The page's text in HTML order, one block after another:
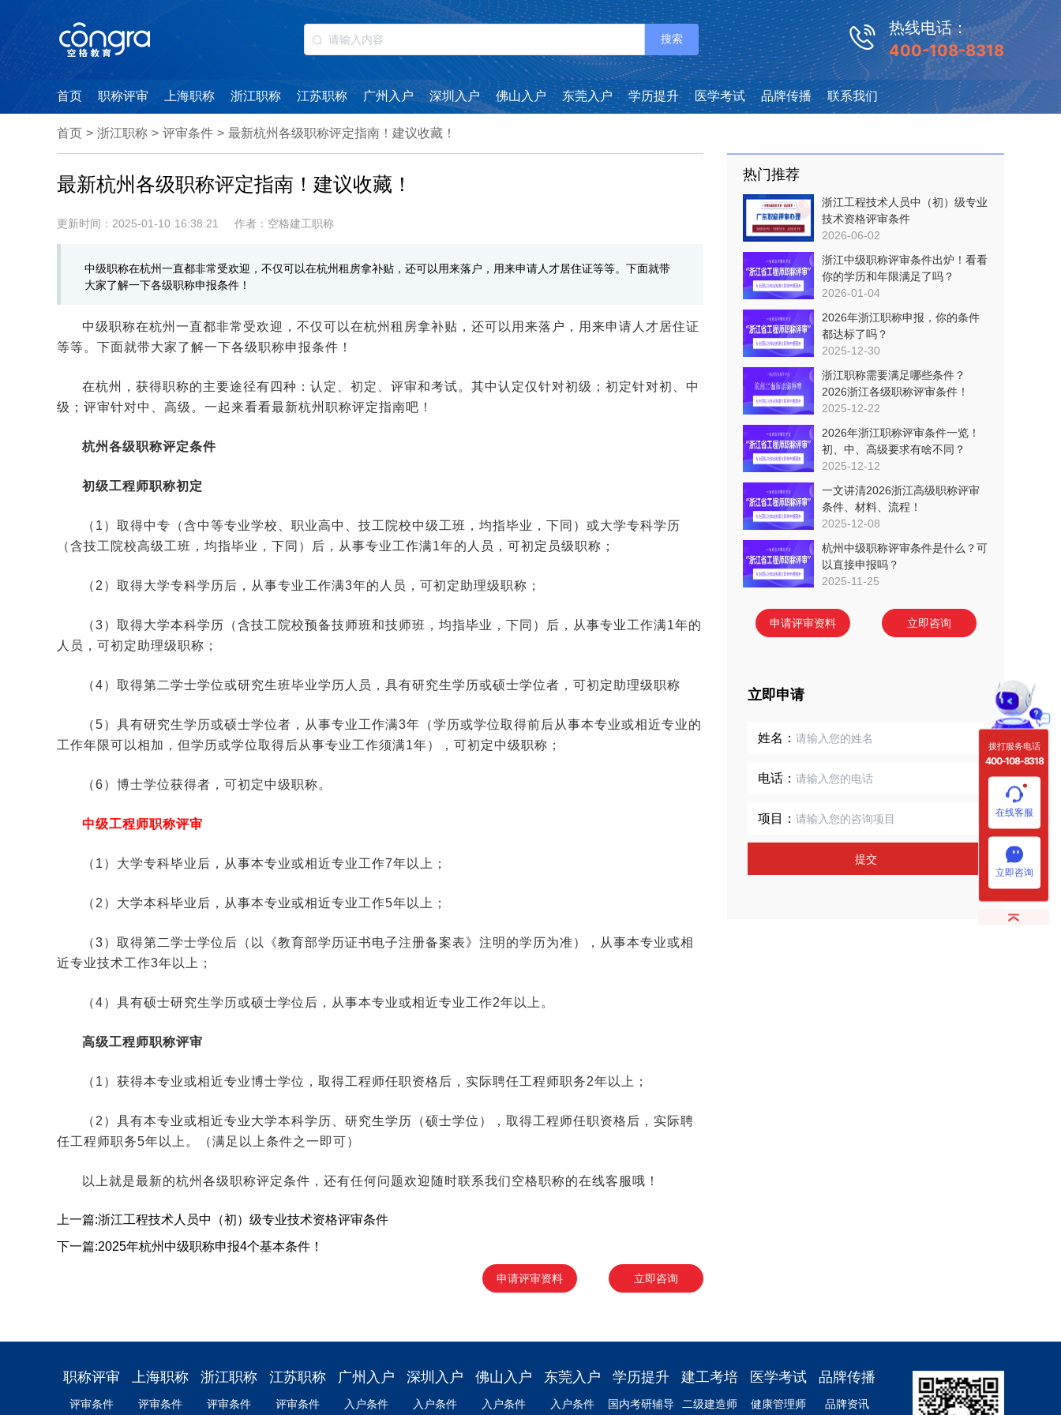
搜索
热线电话：
400-108-8318
首页 职称评审 上海职称 浙江职称 江苏职称 广州入户 深圳入户 佛山入户 东莞入户 学历提升 医学考试 品牌传播 联系我们
首页 > 浙江职称 > 评审条件 > 最新杭州各级职称评定指南！建议收藏！
最新杭州各级职称评定指南！建议收藏！
更新时间：2025-01-10 16:38:21 作者：空格建工职称
中级职称在杭州一直都非常受欢迎，不仅可以在杭州租房拿补贴，还可以用来落户，用来申请人才居住证等等。下面就带
大家了解一下各级职称申报条件！
中级职称在杭州一直都非常受欢迎，不仅可以在杭州租房拿补贴，还可以用来落户，用来申请人才居住证
等等。下面就带大家了解一下各级职称申报条件！
在杭州，获得职称的主要途径有四种：认定、初定、评审和考试。其中认定仅针对初级；初定针对初、中
级；评审针对中、高级。一起来看看最新杭州职称评定指南吧！
杭州各级职称评定条件
初级工程师职称初定
（1）取得中专（含中等专业学校、职业高中、技工院校中级工班，均指毕业，下同）或大学专科学历
（含技工院校高级工班，均指毕业，下同）后，从事专业工作满1年的人员，可初定员级职称；
（2）取得大学专科学历后，从事专业工作满3年的人员，可初定助理级职称；
（3）取得大学本科学历（含技工院校预备技师班和技师班，均指毕业，下同）后，从事专业工作满1年的
人员，可初定助理级职称；
（4）取得第二学士学位或研究生班毕业学历人员，具有研究生学历或硕士学位者，可初定助理级职称
（5）具有研究生学历或硕士学位者，从事专业工作满3年（学历或学位取得前后从事本专业或相近专业的
工作年限可以相加，但学历或学位取得后从事专业工作须满1年），可初定中级职称；
（6）博士学位获得者，可初定中级职称。
中级工程师职称评审
（1）大学专科毕业后，从事本专业或相近专业工作7年以上；
（2）大学本科毕业后，从事本专业或相近专业工作5年以上；
（3）取得第二学士学位后（以《教育部学历证书电子注册备案表》注明的学历为准），从事本专业或相
近专业技术工作3年以上；
（4）具有硕士研究生学历或硕士学位后，从事本专业或相近专业工作2年以上。
高级工程师职称评审
（1）获得本专业或相近专业博士学位，取得工程师任职资格后，实际聘任工程师职务2年以上；
（2）具有本专业或相近专业大学本科学历、研究生学历（硕士学位），取得工程师任职资格后，实际聘
任工程师职务5年以上。（满足以上条件之一即可）
以上就是最新的杭州各级职称评定条件，还有任何问题欢迎随时联系我们空格职称的在线客服哦！
上一篇:浙江工程技术人员中（初）级专业技术资格评审条件
下一篇:2025年杭州中级职称申报4个基本条件！
申请评审资料 立即咨询
热门推荐
浙江工程技术人员中（初）级专业
技术资格评审条件
2026-06-02
浙江中级职称评审条件出炉！看看
你的学历和年限满足了吗？
2026-01-04
2026年浙江职称申报，你的条件
都达标了吗？
2025-12-30
浙江职称需要满足哪些条件？
2026浙江各级职称评审条件！
2025-12-22
2026年浙江职称评审条件一览！
初、中、高级要求有啥不同？
2025-12-12
一文讲清2026浙江高级职称评审
条件、材料、流程！
2025-12-08
杭州中级职称评审条件是什么？可
以直接申报吗？
2025-11-25
申请评审资料 立即咨询
立即申请
姓名：
电话：
项目：
提交
职称评审
评审条件
上海职称
评审条件
浙江职称
评审条件
江苏职称
评审条件
广州入户
入户条件
深圳入户
入户条件
佛山入户
入户条件
东莞入户
入户条件
学历提升
国内考研辅导
建工考培
二级建造师
医学考试
健康管理师
品牌传播
品牌资讯
拨打服务电话
400-108-8318
在线客服
立即咨询